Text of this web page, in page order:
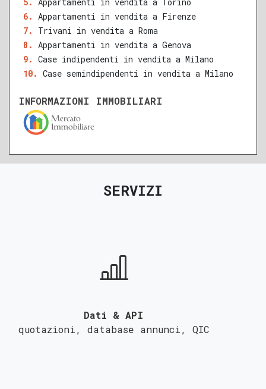
B C D E F
Appartamenti in vendita a Firenze
Trivani in vendita a Roma
Appartamenti in vendita a Genova
Case indipendenti in vendita a Milano
Case semindipendenti in vendita a Milano
INFORMAZIONI IMMOBILIARI
SERVIZI
Dati & API
quotazioni, database annunci, QIC